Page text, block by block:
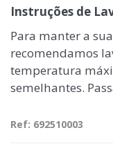
Instruções de
Para manter a
recomendamos
temperatura
semelhantes.
Ref: 692510003